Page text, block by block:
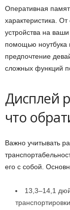
Оперативная
характеристика.
устройства на
помощью ноутбука
предпочтение
сложных функций
Дисплей
что
Важно учитывать
его с собой.
13,3–14,1